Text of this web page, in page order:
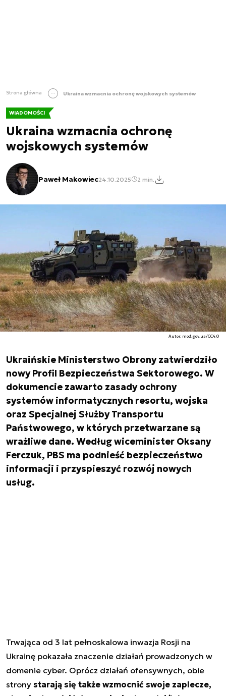
Strona główna Ukraina wzmacnia ochronę wojskowych systemów
WIADOMOŚCI
Ukraina wzmacnia ochronę
wojskowych systemów
Paweł Makowiec24.10.2025 2 min.
Autor. mod.gov.ua/CC4.0
Ukraińskie Ministerstwo Obrony zatwierdziło
nowy Profil Bezpieczeństwa Sektorowego. W
dokumencie zawarto zasady ochrony
systemów informatycznych resortu, wojska
oraz Specjalnej Służby Transportu
Państwowego, w których przetwarzane są
wrażliwe dane. Według wiceminister Oksany
Ferczuk, PBS ma podnieść bezpieczeństwo
informacji i przyspieszyć rozwój nowych
usług.
Trwająca od 3 lat pełnoskalowa inwazja Rosji na
Ukrainę pokazała znaczenie działań prowadzonych w
domenie cyber. Oprócz działań ofensywnych, obie
strony starają się także wzmocnić swoje zaplecze,